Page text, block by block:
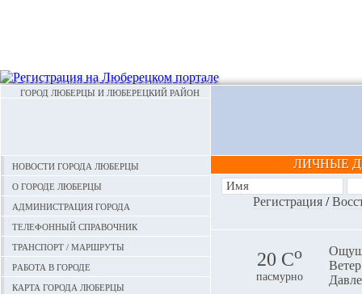
ГОРОД ЛЮБЕРЦЫ И ЛЮБЕРЕЦКИЙ РАЙОН
Новости города Люберцы
О городе Люберцы
Администрация города
Телефонный справочник
Транспорт / маршруты
Работа в городе
Карта города Люберцы
ЛИЧНЫЕ
Регистрация/
20 Сo
пасмурно